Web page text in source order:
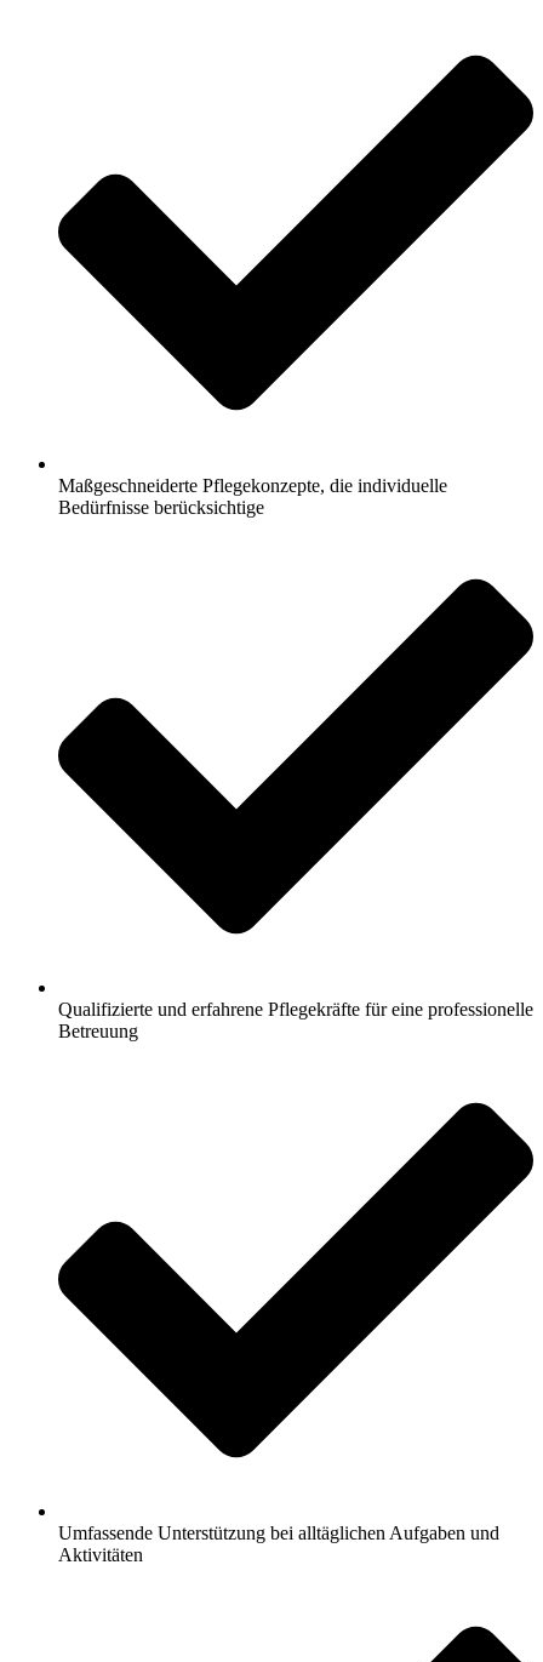
Maßgeschneiderte Pflegekonzepte, die individuelle
Bedürfnisse berücksichtige
Qualifizierte und erfahrene Pflegekräfte für eine professionelle
Betreuung
Umfassende Unterstützung bei alltäglichen Aufgaben und
Aktivitäten